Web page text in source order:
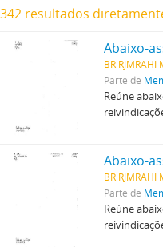
342 resultados
Abaixo-
BR RJMRAHI
Parte de
Reúne
Abaixo-
BR RJMRAHI
Parte de
Reúne